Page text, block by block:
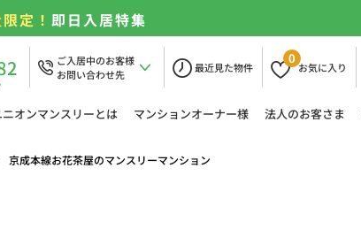
定！即日入居特集
ご入居中のお客様
お問い合わせ先
最近見た物件
0
お気に入り
ニオンマンスリーとは マンションオーナー様 法人のお客さま
京成本線お花茶屋のマンスリーマンション